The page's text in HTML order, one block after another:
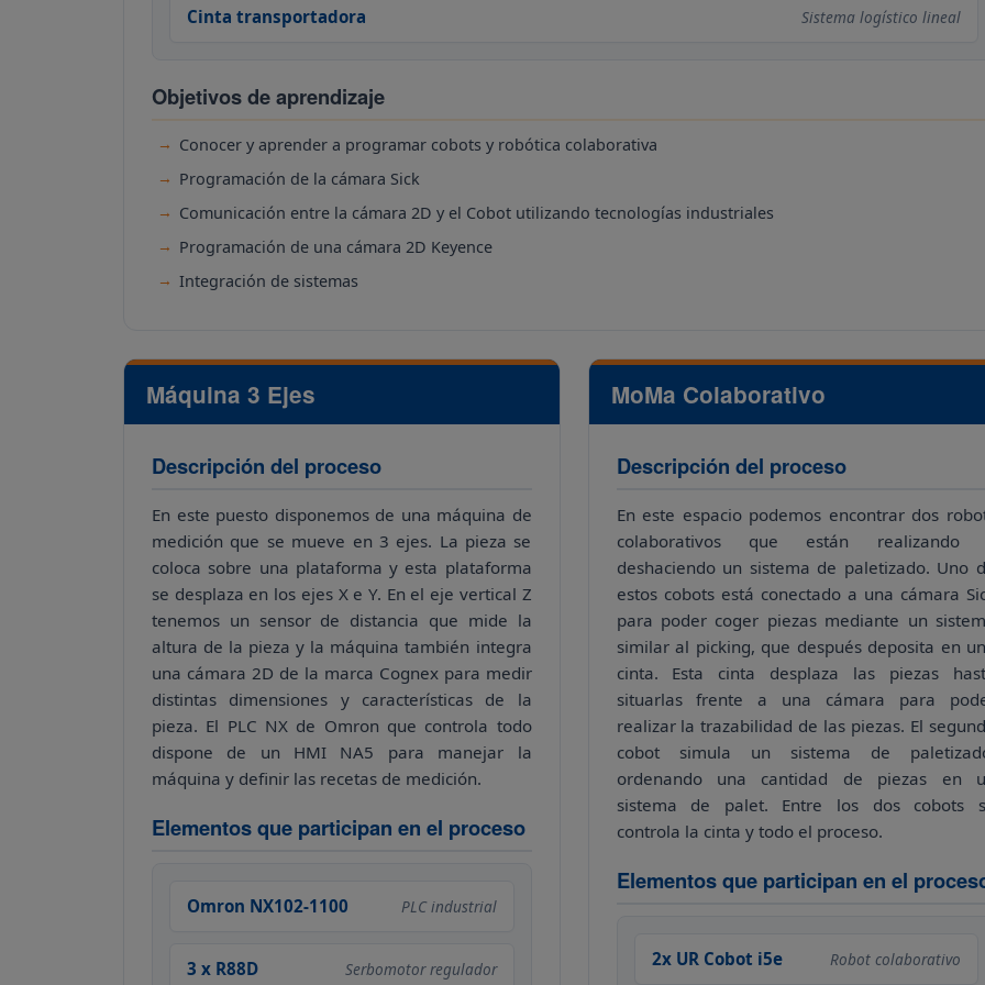
Cinta transportadora Sistema logístico lineal
Objetivos de aprendizaje
Conocer y aprender a programar cobots y robótica colaborativa
Programación de la cámara Sick
Comunicación entre la cámara 2D y el Cobot utilizando tecnologías industriales
Programación de una cámara 2D Keyence
Integración de sistemas
Máquina 3 Ejes
Descripción del proceso
En este puesto disponemos de una máquina de
medición que se mueve en 3 ejes. La pieza se
coloca sobre una plataforma y esta plataforma
se desplaza en los ejes X e Y. En el eje vertical Z
tenemos un sensor de distancia que mide la
altura de la pieza y la máquina también integra
una cámara 2D de la marca Cognex para medir
distintas dimensiones y características de la
pieza. El PLC NX de Omron que controla todo
dispone de un HMI NA5 para manejar la
máquina y definir las recetas de medición.
Elementos que participan en el proceso
Omron NX102-1100 PLC industrial
3 x R88D Serbomotor regulador
MoMa Colaborativo
Descripción del proceso
En este espacio podemos encontrar dos
colaborativos que están realizando
deshaciendo un sistema de paletizado. Uno
estos cobots está conectado a una cámara
para poder coger piezas mediante un
similar al picking, que después deposita en
cinta. Esta cinta desplaza las piezas
situarlas frente a una cámara para
realizar la trazabilidad de las piezas. El
cobot simula un sistema de
ordenando una cantidad de piezas en
sistema de palet. Entre los dos cobots
controla la cinta y todo el proceso.
Elementos que participan en el
2x UR Cobot i5e Robot colaborativo